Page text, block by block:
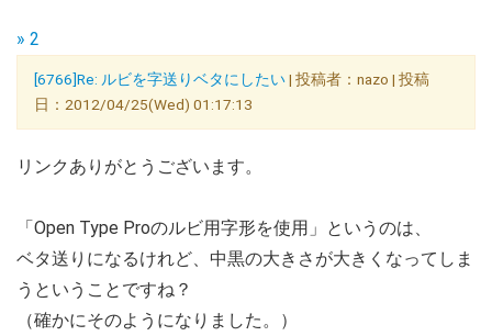
» 2
[6766]Re: ルビを字送りベタにしたい| 投稿者：nazo | 投稿
日：2012/04/25(Wed) 01:17:13
リンクありがとうございます。
「Open Type Proのルビ用字形を使用」というのは、
ベタ送りになるけれど、中黒の大きさが大きくなってしま
うということですね？
（確かにそのようになりました。）